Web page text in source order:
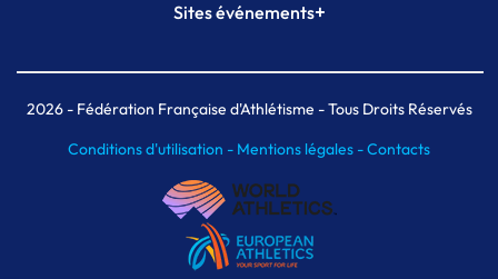
Plateforme Formation
Sites événements+
Meeting de Paris indoor
MAIF Ekiden de Paris
2026- Fédération Française d'Athlétisme - Tous Droits Réservés
Conditions d'utilisation - Mentions légales -Contacts